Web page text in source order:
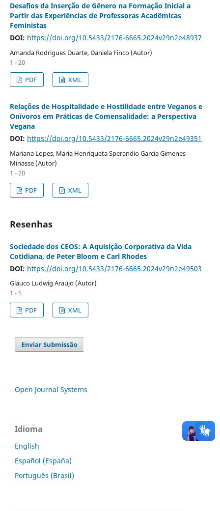
Desafios da Inserção de Gênero na Formação Inicial a
Partir das Experiências de Professoras Acadêmicas
Feministas
DOI: https://doi.org/10.5433/2176-6665.2024v29n2e48937
Amanda Rodrigues Duarte, Daniela Finco (Autor)
1 - 20
PDF
XML
Relações de Hospitalidade e Hostilidade entre Veganos e
Onívoros em Práticas de Comensalidade: a Perspectiva
Vegana
DOI: https://doi.org/10.5433/2176-6665.2024v29n2e49351
Mariana Lopes, Maria Henriqueta Sperandio Garcia Gimenes
Minasse (Autor)
1 - 20
PDF
XML
Resenhas
Sociedade dos CEOS: A Aquisição Corporativa da Vida
Cotidiana, de Peter Bloom e Carl Rhodes
DOI: https://doi.org/10.5433/2176-6665.2024v29n2e49503
Glauco Ludwig Araujo (Autor)
1 - 5
PDF
XML
Open Journal Systems
Idioma
English
Español (España)
Português (Brasil)